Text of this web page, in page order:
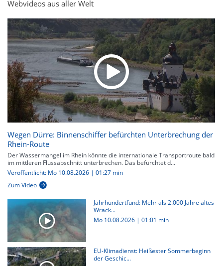
Webvideos aus aller Welt
Wegen Dürre: Binnenschiffer befürchten Unterbrechung der
Rhein-Route
Der Wassermangel im Rhein könnte die internationale Transportroute bald
im mittleren Flussabschnitt unterbrechen. Das befürchtet d...
Veröffentlicht: Mo 10.08.2026 | 01:27 min
Zum Video
Jahrhundertfund: Mehr als 2.000 Jahre altes
Wrack...
Mo 10.08.2026 | 01:01 min
EU-Klimadienst: Heißester Sommerbeginn
der Geschic...